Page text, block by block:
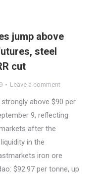
jump above
steel
cut
Leave a comment
above $90 per
9, reflecting
after the
in the
iron ore
$92.97 per tonne, up